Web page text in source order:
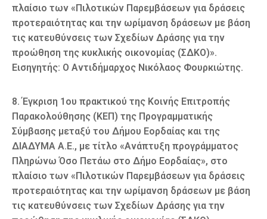
πλαίσιο των «Πιλοτικών Παρεμβάσεων για δράσεις
προτεραιότητας και την ωρίμανση δράσεων με βάση
τις κατευθύνσεις των Σχεδίων Δράσης για την
προώθηση της κυκλικής οικονομίας (ΣΔΚΟ)».
Εισηγητής: Ο Αντιδήμαρχος Νικόλαος Φουρκιώτης.
8. Έγκριση 1ου πρακτικού της Κοινής Επιτροπής
Παρακολούθησης (ΚΕΠ) της Προγραμματικής
Σύμβασης μεταξύ του Δήμου Εορδαίας και της
ΔΙΑΔΥΜΑ Α.Ε., με τίτλο «Ανάπτυξη προγράμματος
Πληρώνω Όσο Πετάω στο Δήμο Εορδαίας», στο
πλαίσιο των «Πιλοτικών Παρεμβάσεων για δράσεις
προτεραιότητας και την ωρίμανση δράσεων με βάση
τις κατευθύνσεις των Σχεδίων Δράσης για την